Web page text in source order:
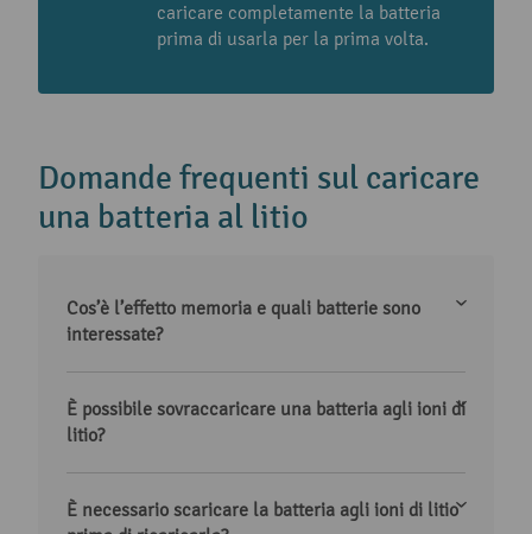
caricare completamente la batteria
prima di usarla per la prima volta.
Domande frequenti sul caricare
una batteria al litio
Cos’è l’effetto memoria e quali batterie sono
interessate?
È possibile sovraccaricare una batteria agli ioni di
litio?
È necessario scaricare la batteria agli ioni di litio